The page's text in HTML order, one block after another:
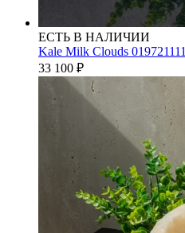
ЕСТЬ В НАЛИЧИИ
Kale Milk Clouds 019721111
33 100 ₽